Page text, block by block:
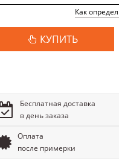
Как
КУПИТЬ
Бесплатная доставка
в день заказа
Оплата
после примерки